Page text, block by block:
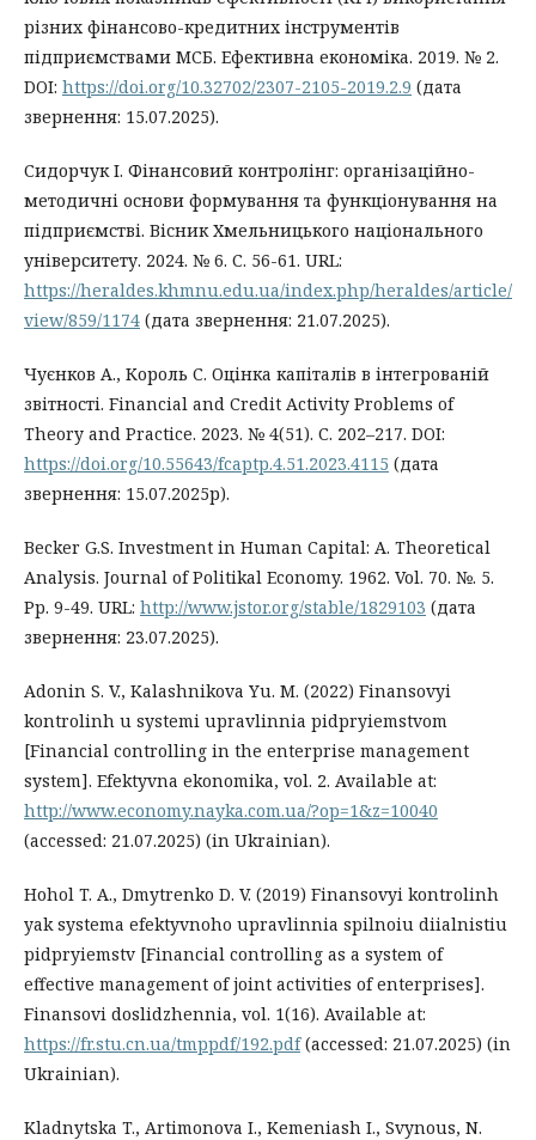
різних фінансово-кредитних інструментів
підприємствами МСБ. Ефективна економіка. 2019. № 2.
DOI: https://doi.org/10.32702/2307-2105-2019.2.9 (дата
звернення: 15.07.2025).
Сидорчук І. Фінансовий контролінг: організаційно-
методичні основи формування та функціонування на
підприємстві. Вісник Хмельницького національного
університету. 2024. № 6. С. 56-61. URL:
https://heraldes.khmnu.edu.ua/index.php/heraldes/article/
view/859/1174 (дата звернення: 21.07.2025).
Чуєнков А., Король С. Оцінка капіталів в інтегрованій
звітності. Financial and Credit Activity Problems of
Theory and Practice. 2023. № 4(51). С. 202–217. DOI:
https://doi.org/10.55643/fcaptp.4.51.2023.4115 (дата
звернення: 15.07.2025р).
Becker G.S. Investment in Human Capital: A. Theoretical
Analysis. Journal of Politikal Economy. 1962. Vol. 70. №. 5.
Рp. 9-49. URL: http://www.jstor.org/stable/1829103 (дата
звернення: 23.07.2025).
Adonin S. V., Kalashnikova Yu. M. (2022) Finansovyi
kontrolinh u systemi upravlinnia pidpryiemstvom
[Financial controlling in the enterprise management
system]. Efektyvna ekonomika, vol. 2. Available at:
http://www.economy.nayka.com.ua/?op=1&z=10040
(accessed: 21.07.2025) (in Ukrainian).
Hohol T. A., Dmytrenko D. V. (2019) Finansovyi kontrolinh
yak systema efektyvnoho upravlinnia spilnoiu diialnistiu
pidpryiemstv [Financial controlling as a system of
effective management of joint activities of enterprises].
Finansovi doslidzhennia, vol. 1(16). Available at:
https://fr.stu.cn.ua/tmppdf/192.pdf(accessed: 21.07.2025) (in
Ukrainian).
Kladnytska T., Artimonova I., Kemeniash I., Svynous, N.